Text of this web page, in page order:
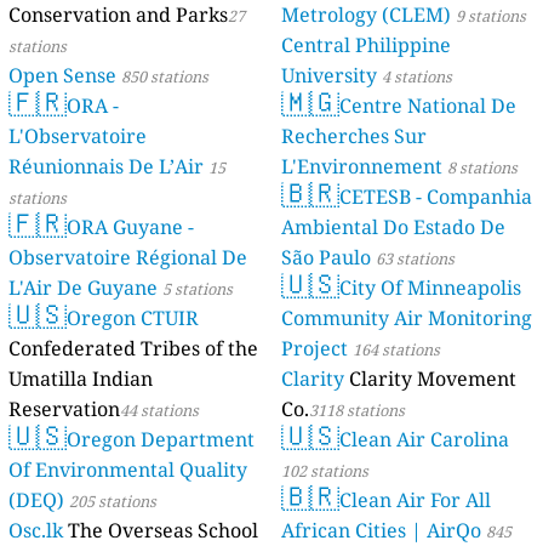
Metrology (CLEM) 9 stations
Central Philippine
University4 stations
🇲🇬Centre National De
Recherches Sur
L'Environnement 8 stations
🇧🇷CETESB - Companhia
Ambiental Do Estado De
São Paulo 63 stations
🇺🇸City Of Minneapolis
Community Air Monitoring
Project 164 stations
Clarity Clarity Movement
Co.3118 stations
🇺🇸Clean Air Carolina
102 stations
🇧🇷Clean Air For All
African Cities | AirQo 845
Conservation and Parks27
stations
Open Sense 850 stations
🇫🇷ORA -
L'Observatoire
Réunionnais De L’Air 15
stations
🇫🇷ORA Guyane -
Observatoire Régional De
L'Air De Guyane 5 stations
🇺🇸Oregon CTUIR
Confederated Tribes of the
Umatilla Indian
Reservation44 stations
🇺🇸Oregon Department
Of Environmental Quality
(DEQ) 205 stations
Osc.lkThe Overseas School